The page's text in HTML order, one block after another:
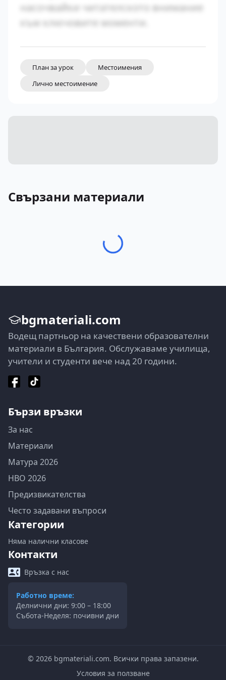
насочвайки читателското внимание
към ключовите моменти.
План за урок
Местоимения
Лично местоимение
Свързани материали
bgmateriali.com
Водещ партньор на качествени образователни
материали в България. Обслужаваме училища,
учители и студенти вече над 20 години.
Бързи връзки
За нас
Материали
Матура 2026
НВО 2026
Предизвикателства
Често задавани въпроси
Категории
Няма налични класове
Контакти
Връзка с нас
Работно време:
Делнични дни: 9:00 – 18:00
Събота-Неделя: почивни дни
© 2026bgmateriali.com. Всички права запазени.
Условия за ползване